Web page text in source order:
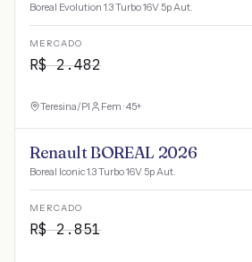
Boreal Evolution 1.3 Turbo 16V 5p Aut.
MERCADO
R$2.482
Teresina/PI Fem · 45+
Renault BOREAL 2026
Boreal Iconic 1.3 Turbo 16V 5p Aut.
MERCADO
R$2.851